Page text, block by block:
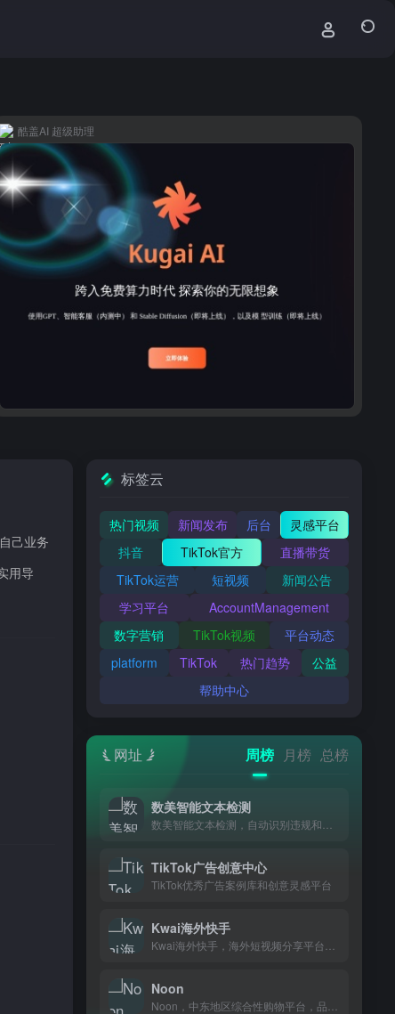
酷盖AI 超级助理
己业务
用导
标签云
热门视频 新闻发布 后台
灵感平台
抖音
TikTok官方
直播带货
TikTok运营
短视频
新闻公告
学习平台
AccountManagement
数字营销
TikTok视频
平台动态
platform
TikTok 热门趋势
公益
帮助中心
网址 周榜 月榜 总榜
数美智能文本检测
TikTok广告创意中心
TikTok优秀广告案例库和创意灵感平台
Kwai海外快手
Noon